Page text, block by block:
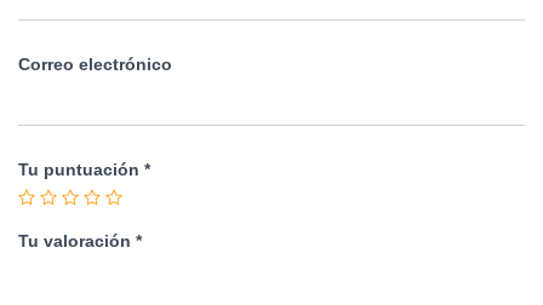
Correo electrónico
Tu puntuación *
Tu valoración *